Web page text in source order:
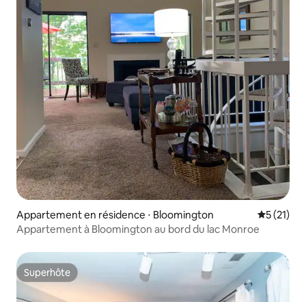
Appartement en résidence ⋅ Bloomington
5 (21)
Appartement à Bloomington au bord du lac Monroe
Superhôte
Superhôte